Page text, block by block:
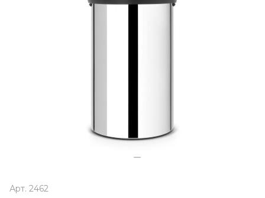
Арт. 2462